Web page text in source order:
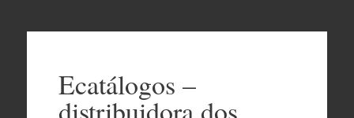
Ecatálogos –